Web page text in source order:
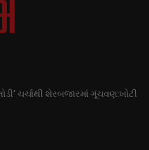
ચર્ચાથી શેરબજારમાં ગૂંચવણ:ખોટી